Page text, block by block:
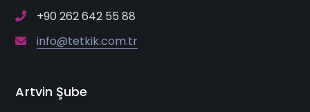
+90 262 642 55 88
info@tetkik.com.tr
Artvin Şube